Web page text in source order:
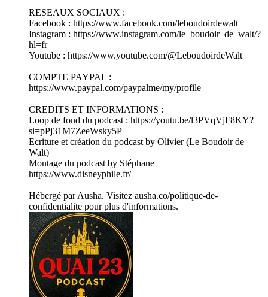
RESEAUX SOCIAUX :
Facebook : ⁠https://www.facebook.com/leboudoirdewalt⁠
Instagram : ⁠https://www.instagram.com/le_boudoir_de_walt/?
hl=fr⁠
Youtube : https://www.youtube.com/@LeboudoirdeWalt
COMPTE PAYPAL :
https://www.paypal.com/paypalme/my/profile
CREDITS ET INFORMATIONS :
Loop de fond du podcast : ⁠https://youtu.be/l3PVqVjF8KY?
si=pPj31M7ZeeWsky5P
Ecriture et création du podcast by Olivier (Le Boudoir de
Walt)
Montage du podcast by Stéphane
https://www.disneyphile.fr/
Hébergé par Ausha. Visitez ausha.co/politique-de-
confidentialite pour plus d'informations.